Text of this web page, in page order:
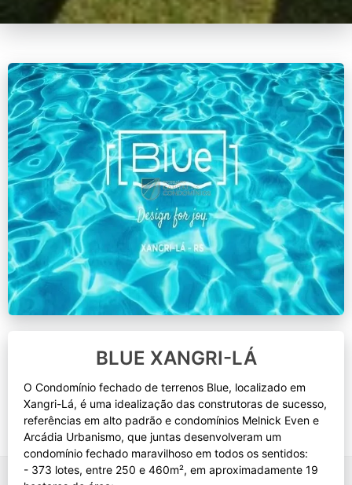
BLUE XANGRI-LÁ
O Condomínio fechado de terrenos Blue, localizado em
Xangri-Lá, é uma idealização das construtoras de sucesso,
referências em alto padrão e condomínios Melnick Even e
Arcádia Urbanismo, que juntas desenvolveram um
condomínio fechado maravilhoso em todos os sentidos:
- 373 lotes, entre 250 e 460m², em aproximadamente 19